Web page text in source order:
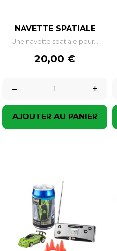
NAVETTE SPATIALE
Une navette spatiale pour...
Prix
20,00 €
– +
AJOUTER AU PANIER